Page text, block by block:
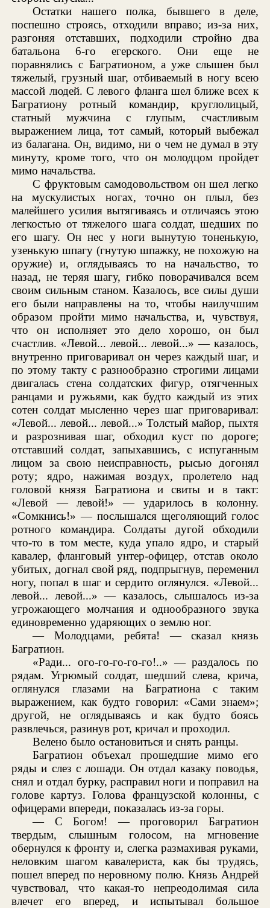
Остатки нашего полка, бывшего в деле,
поспешно строясь, отходили вправо; из-за них,
разгоняя отставших, подходили стройно два
батальона 6-го егерского. Они еще не
поравнялись с Багратионом, а уже слышен был
тяжелый, грузный шаг, отбиваемый в ногу всею
массой людей. С левого фланга шел ближе всех к
Багратиону ротный командир, круглолицый,
статный мужчина с глупым, счастливым
выражением лица, тот самый, который выбежал
из балагана. Он, видимо, ни о чем не думал в эту
минуту, кроме того, что он молодцом пройдет
мимо начальства.
С фруктовым самодовольством он шел легко
на мускулистых ногах, точно он плыл, без
малейшего усилия вытягиваясь и отличаясь этою
легкостью от тяжелого шага солдат, шедших по
его шагу. Он нес у ноги вынутую тоненькую,
узенькую шпагу (гнутую шпажку, не похожую на
оружие) и, оглядываясь то на начальство, то
назад, не теряя шагу, гибко поворачивался всем
своим сильным станом. Казалось, все силы души
его были направлены на то, чтобы наилучшим
образом пройти мимо начальства, и, чувствуя,
что он исполняет это дело хорошо, он был
счастлив. «Левой... левой... левой...» — казалось,
внутренно приговаривал он через каждый шаг, и
по этому такту с разнообразно строгими лицами
двигалась стена солдатских фигур, отягченных
ранцами и ружьями, как будто каждый из этих
сотен солдат мысленно через шаг приговаривал:
«Левой... левой... левой...» Толстый майор, пыхтя
и разрознивая шаг, обходил куст по дороге;
отставший солдат, запыхавшись, с испуганным
лицом за свою неисправность, рысью догонял
роту; ядро, нажимая воздух, пролетело над
головой князя Багратиона и свиты и в такт:
«Левой — левой!» — ударилось в колонну.
«Сомкнись!» — послышался щеголяющий голос
ротного командира. Солдаты дугой обходили
что-то в том месте, куда упало ядро, и старый
кавалер, фланговый унтер-офицер, отстав около
убитых, догнал свой ряд, подпрыгнув, переменил
ногу, попал в шаг и сердито оглянулся. «Левой...
левой... левой...» — казалось, слышалось из-за
угрожающего молчания и однообразного звука
единовременно ударяющих о землю ног.
— Молодцами, ребята! — сказал князь
Багратион.
«Ради... ого-го-го-го-го!..» — раздалось по
рядам. Угрюмый солдат, шедший слева, крича,
оглянулся глазами на Багратиона с таким
выражением, как будто говорил: «Сами знаем»;
другой, не оглядываясь и как будто боясь
развлечься, разинув рот, кричал и проходил.
Велено было остановиться и снять ранцы.
Багратион объехал прошедшие мимо его
ряды и слез с лошади. Он отдал казаку поводья,
снял и отдал бурку, расправил ноги и поправил на
голове картуз. Голова французской колонны, с
офицерами впереди, показалась из-за горы.
— С Богом! — проговорил Багратион
твердым, слышным голосом, на мгновение
обернулся к фронту и, слегка размахивая руками,
неловким шагом кавалериста, как бы трудясь,
пошел вперед по неровному полю. Князь Андрей
чувствовал, что какая-то непреодолимая сила
влечет его вперед, и испытывал большое